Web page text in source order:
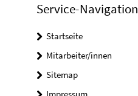
Service-Navigation
Startseite
Mitarbeiter/innen
Sitemap